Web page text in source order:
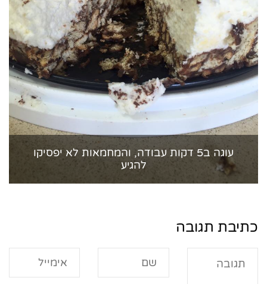
עוגה ב5 דקות עבודה, והמחמאות לא יפסיקו
להגיע
כתיבת תגובה